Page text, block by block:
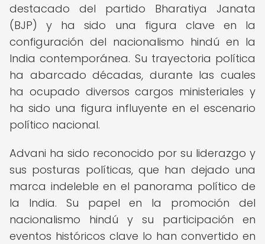
destacado del partido Bharatiya Janata
(BJP) y ha sido una figura clave en la
configuración del nacionalismo hindú en la
India contemporánea. Su trayectoria política
ha abarcado décadas, durante las cuales
ha ocupado diversos cargos ministeriales y
ha sido una figura influyente en el escenario
político nacional.
Advani ha sido reconocido por su liderazgo y
sus posturas políticas, que han dejado una
marca indeleble en el panorama político de
la India. Su papel en la promoción del
nacionalismo hindú y su participación en
eventos históricos clave lo han convertido en